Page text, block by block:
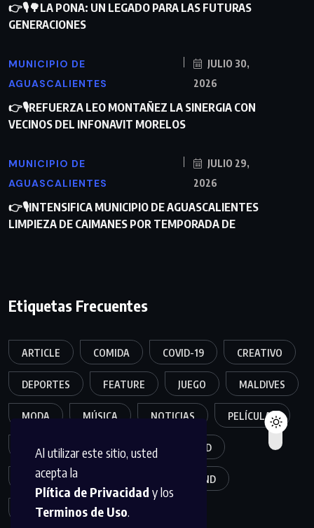
Al utilizar este sitio, usted
acepta la
Plítica de Privacidad y los
Terminos de Uso.
👉🎙🌳LA PONA: UN LEGADO PARA LAS FUTURAS
GENERACIONES
MUNICIPIO DE
AGUASCALIENTES
JULIO 30,
2026
👉🎙REFUERZA LEO MONTAÑEZ LA SINERGIA CON
VECINOS DEL INFONAVIT MORELOS
MUNICIPIO DE
AGUASCALIENTES
JULIO 29,
2026
👉🎙INTENSIFICA MUNICIPIO DE AGUASCALIENTES
LIMPIEZA DE CAIMANES POR TEMPORADA DE
Etiquetas Frecuentes
ARTICLE COMIDA COVID-19 CREATIVO
DEPORTES FEATURE JUEGO MALDIVES
MODA MÚSICA NOTICIAS PELÍCULAS
POPULER SALUD SEGURIDAD
TECNOLOGÍA TREND
TRENDING VIDEO